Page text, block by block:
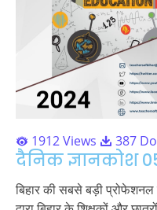
1912 Views 387
दैनिक ज्ञानकोश
बिहार की सबसे बड़ी प्रोफेशनल